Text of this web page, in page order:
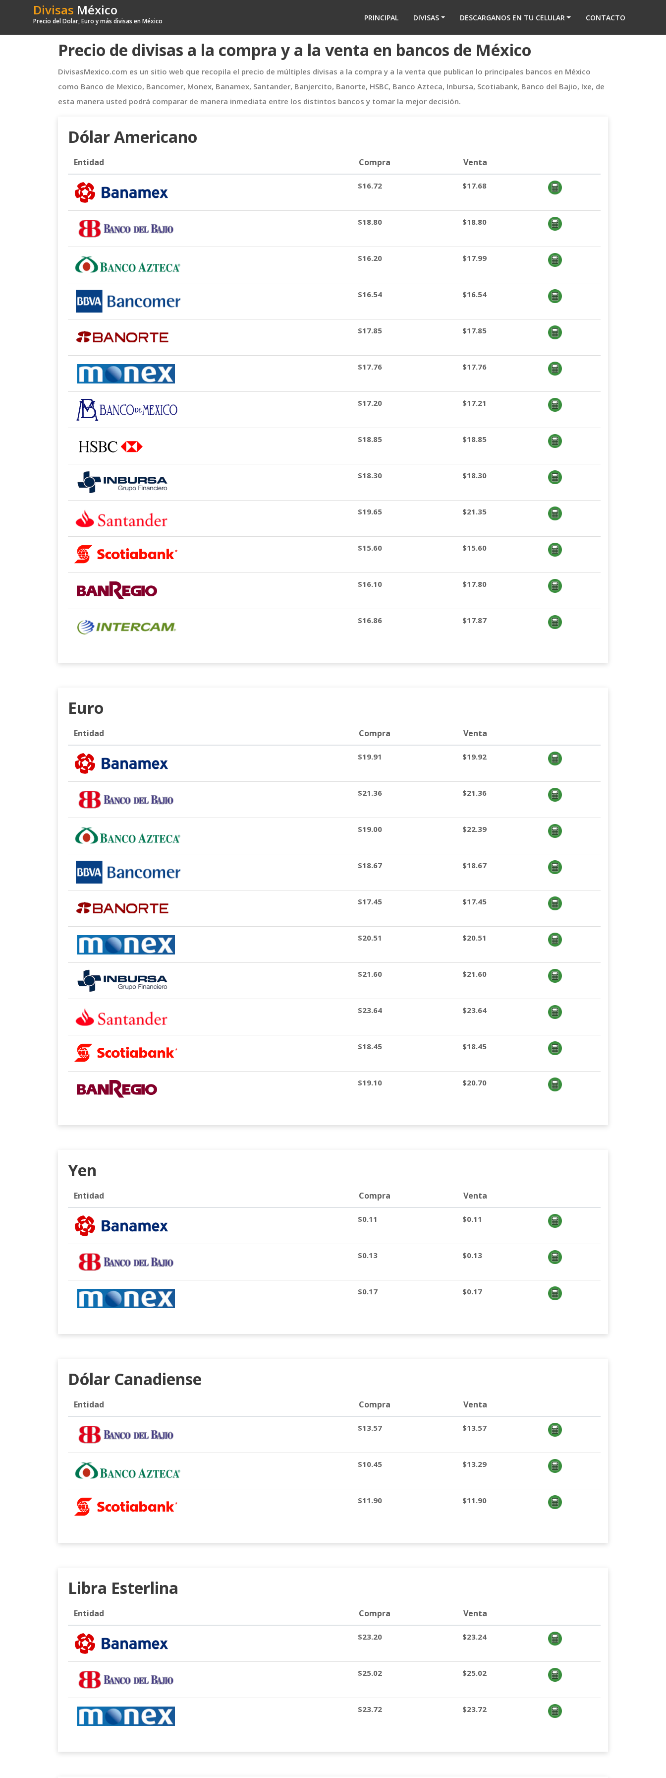
Divisas México
Precio del Dolar, Euro y más divisas en México PRINCIPAL DIVISAS DESCARGANOS EN TU CELULAR CONTACTO
Precio de divisas a la compra y a la venta en bancos de México
DivisasMexico.com es un sitio web que recopila el precio de múltiples divisas a la compra y a la venta que publican lo principales bancos en México
como Banco de Mexico, Bancomer, Monex, Banamex, Santander, Banjercito, Banorte, HSBC, Banco Azteca, Inbursa, Scotiabank, Banco del Bajio, Ixe, de
esta manera usted podrá comparar de manera inmediata entre los distintos bancos y tomar la mejor decisión.
Dólar Americano
Entidad Compra Venta
$16.72 $17.68
$18.80 $18.80
$16.20 $17.99
$16.54 $16.54
$17.85 $17.85
$17.76 $17.76
$17.20 $17.21
$18.85 $18.85
$18.30 $18.30
$19.65 $21.35
$15.60 $15.60
$16.10 $17.80
$16.86 $17.87
Euro
Entidad Compra Venta
$19.91 $19.92
$21.36 $21.36
$19.00 $22.39
$18.67 $18.67
$17.45 $17.45
$20.51 $20.51
$21.60 $21.60
$23.64 $23.64
$18.45 $18.45
$19.10 $20.70
Yen
Entidad Compra Venta
$0.11 $0.11
$0.13 $0.13
$0.17 $0.17
Dólar Canadiense
Entidad Compra Venta
$13.57 $13.57
$10.45 $13.29
$11.90 $11.90
Libra Esterlina
Entidad Compra Venta
$23.20 $23.24
$25.02 $25.02
$23.72 $23.72